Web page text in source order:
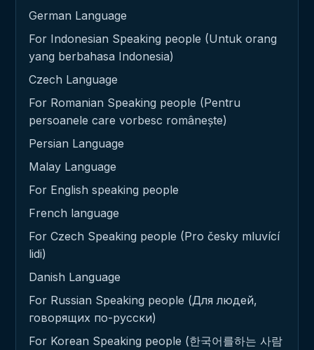
German Language
For Indonesian Speaking people (Untuk orang
yang berbahasa Indonesia)
Czech Language
For Romanian Speaking people (Pentru
persoanele care vorbesc românește)
Persian Language
Malay Language
For English speaking people
French language
For Czech Speaking people (Pro česky mluvící
lidi)
Danish Language
For Russian Speaking people (Для людей,
говорящих по-русски)
For Korean Speaking people (한국어를하는 사람